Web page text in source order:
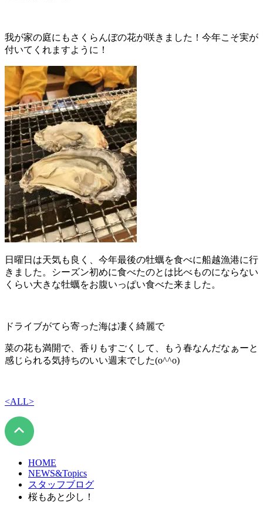
我が家の庭にもさくらんぼの花が咲きました！今年こそ実が
付いてくれますように！
日曜日は天気も良く、今年最後の牡蠣を食べに船越漁港に行
きました。シーズン初めに食べたのとは比べものにならない
くらい大きな牡蠣をお腹いっぱい食べた来ました。
ドライブがてら寄った海は凄く綺麗で
菜の花も満開で、香りもすごくして、もう春なんだなぁーと
感じられる気持ちのいい週末でした(o^^o)
<ALL>
HOME
NEWS&Topics
スタッフブログ
桜もあと少し！